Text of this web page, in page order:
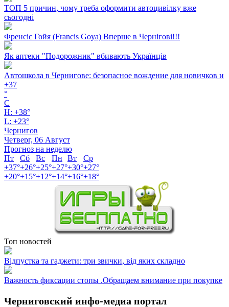
ТОП 5 причин, чому треба оформити автоцивілку вже
сьогодні
Френсіс Гойя (Francis Goya) Вперше в Чернігові!!!
Як аптеки "Подорожник" вбивають Українців
Автошкола в Чернигове: безопасное вождение для новичков и
+37
°
C
H: +38°
L: +23°
Чернигов
Четверг, 06 Август
Прогноз на неделю
Пт
Сб Вс Пн Вт
Ср
+37°+26°+25°+27°+30°+27°
+20°+15°+12°+14°+16°+18°
Топ новостей
Відпустка та гаджети: три звички, від яких складно
Важность фиксации стопы .Обращаем внимание при покупке
Черниговский инфо-медиа портал